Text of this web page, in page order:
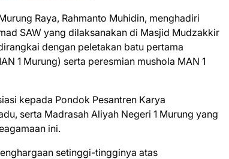
Raya, Rahmanto Muhidin, menghadiri
SAW yang dilaksanakan di Masjid Mudzakkir
dengan peletakan batu pertama
1 Murung) serta peresmian mushola MAN 1
kepada Pondok Pesantren Karya
serta Madrasah Aliyah Negeri 1 Murung yang
ini.
setinggi-tingginya atas